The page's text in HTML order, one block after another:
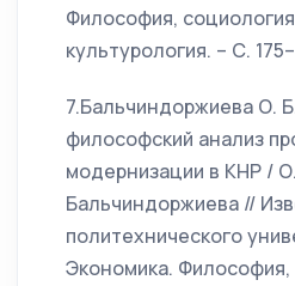
Философия,
культурология. – С.
7.Бальчиндоржиева О.
философский анализ
модернизации в КНР /
Бальчиндоржиева //
политехнического
Экономика. Философия,